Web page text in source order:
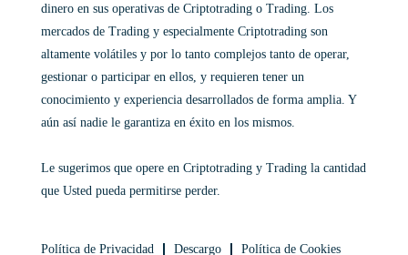
dinero en sus operativas de Criptotrading o Trading. Los
mercados de Trading y especialmente Criptotrading son
altamente volátiles y por lo tanto complejos tanto de operar,
gestionar o participar en ellos, y requieren tener un
conocimiento y experiencia desarrollados de forma amplia. Y
aún así nadie le garantiza en éxito en los mismos.
Le sugerimos que opere en Criptotrading y Trading la cantidad
que Usted pueda permitirse perder.
Política de Privacidad Descargo
Política de Cookies